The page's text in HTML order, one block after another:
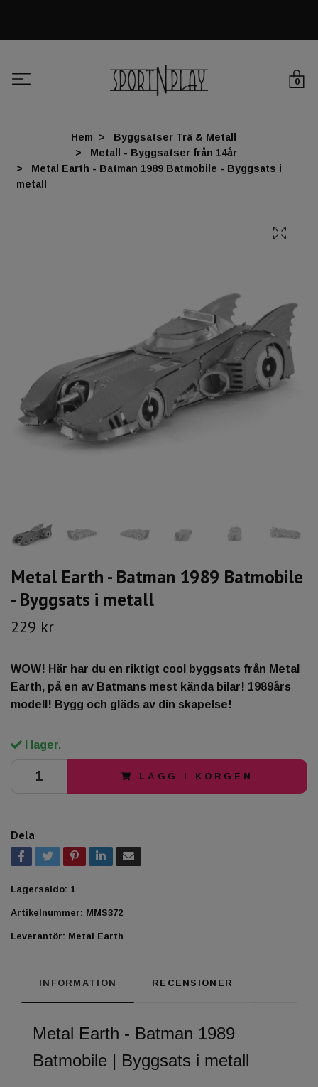
0
Hem
Byggsatser Trä & Metall
Metall - Byggsatser från 14år
Metal Earth - Batman 1989 Batmobile - Byggsats i
metall
Metal Earth - Batman 1989 Batmobile
- Byggsats i metall
229 kr
WOW! Här har du en riktigt cool byggsats från Metal
Earth, på en av Batmans mest kända bilar! 1989års
modell! Bygg och gläds av din skapelse!
I lager.
LÄGG I KORGEN
Dela
Lagersaldo: 1
Artikelnummer: MMS372
Leverantör: Metal Earth
INFORMATION RECENSIONER
Metal Earth - Batman 1989
Batmobile | Byggsats i metall